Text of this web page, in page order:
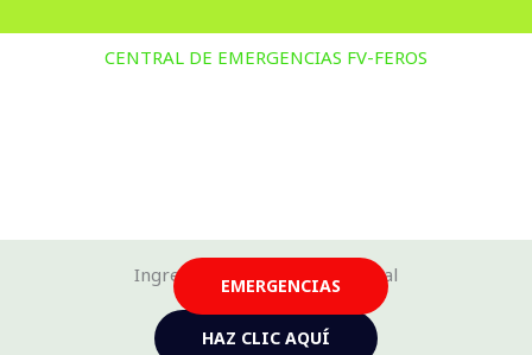
CENTRAL DE EMERGENCIAS FV-FEROS
EMERGENCIAS
Ingresa a nuestra tienda virtual
HAZ CLIC AQUÍ